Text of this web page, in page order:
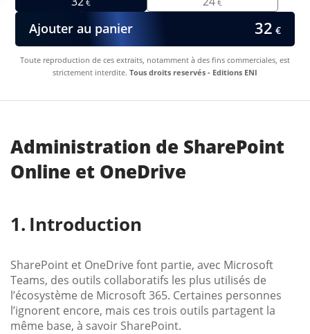
€ €
Ajouter au panier 32 €
Toute reproduction de ces extraits, notamment à des fins commerciales, est
strictement interdite. Tous droits reservés - Editions ENI
Administration de SharePoint
Online et OneDrive
Introduction
SharePoint et OneDrive font partie, avec Microsoft
Teams, des outils collaboratifs les plus utilisés de
l’écosystème de Microsoft 365. Certaines personnes
l’ignorent encore, mais ces trois outils partagent la
même base, à savoir SharePoint.